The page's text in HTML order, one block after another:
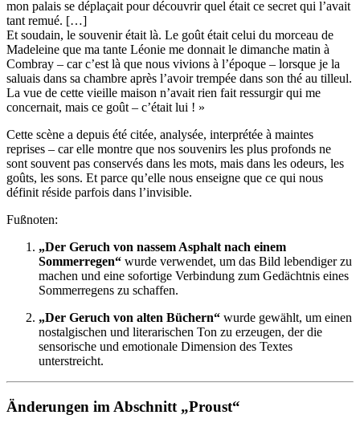
mon palais se déplaçait pour découvrir quel était ce secret qui l’avait
tant remué. […]
Et soudain, le souvenir était là. Le goût était celui du morceau de
Madeleine que ma tante Léonie me donnait le dimanche matin à
Combray – car c’est là que nous vivions à l’époque – lorsque je la
saluais dans sa chambre après l’avoir trempée dans son thé au tilleul.
La vue de cette vieille maison n’avait rien fait ressurgir qui me
concernait, mais ce goût – c’était lui ! »
Cette scène a depuis été citée, analysée, interprétée à maintes
reprises – car elle montre que nos souvenirs les plus profonds ne
sont souvent pas conservés dans les mots, mais dans les odeurs, les
goûts, les sons. Et parce qu’elle nous enseigne que ce qui nous
définit réside parfois dans l’invisible.
Fußnoten:
„Der Geruch von nassem Asphalt nach einem
Sommerregen“ wurde verwendet, um das Bild lebendiger zu
machen und eine sofortige Verbindung zum Gedächtnis eines
Sommerregens zu schaffen.
„Der Geruch von alten Büchern“ wurde gewählt, um einen
nostalgischen und literarischen Ton zu erzeugen, der die
sensorische und emotionale Dimension des Textes
unterstreicht.
Änderungen im Abschnitt „Proust“